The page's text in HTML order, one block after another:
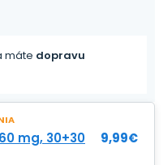
máte dopravu
mg, 30+30
9,99€